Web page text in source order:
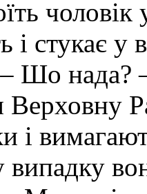
чоловік
і стукає у
Шо нада?
Верховну
і